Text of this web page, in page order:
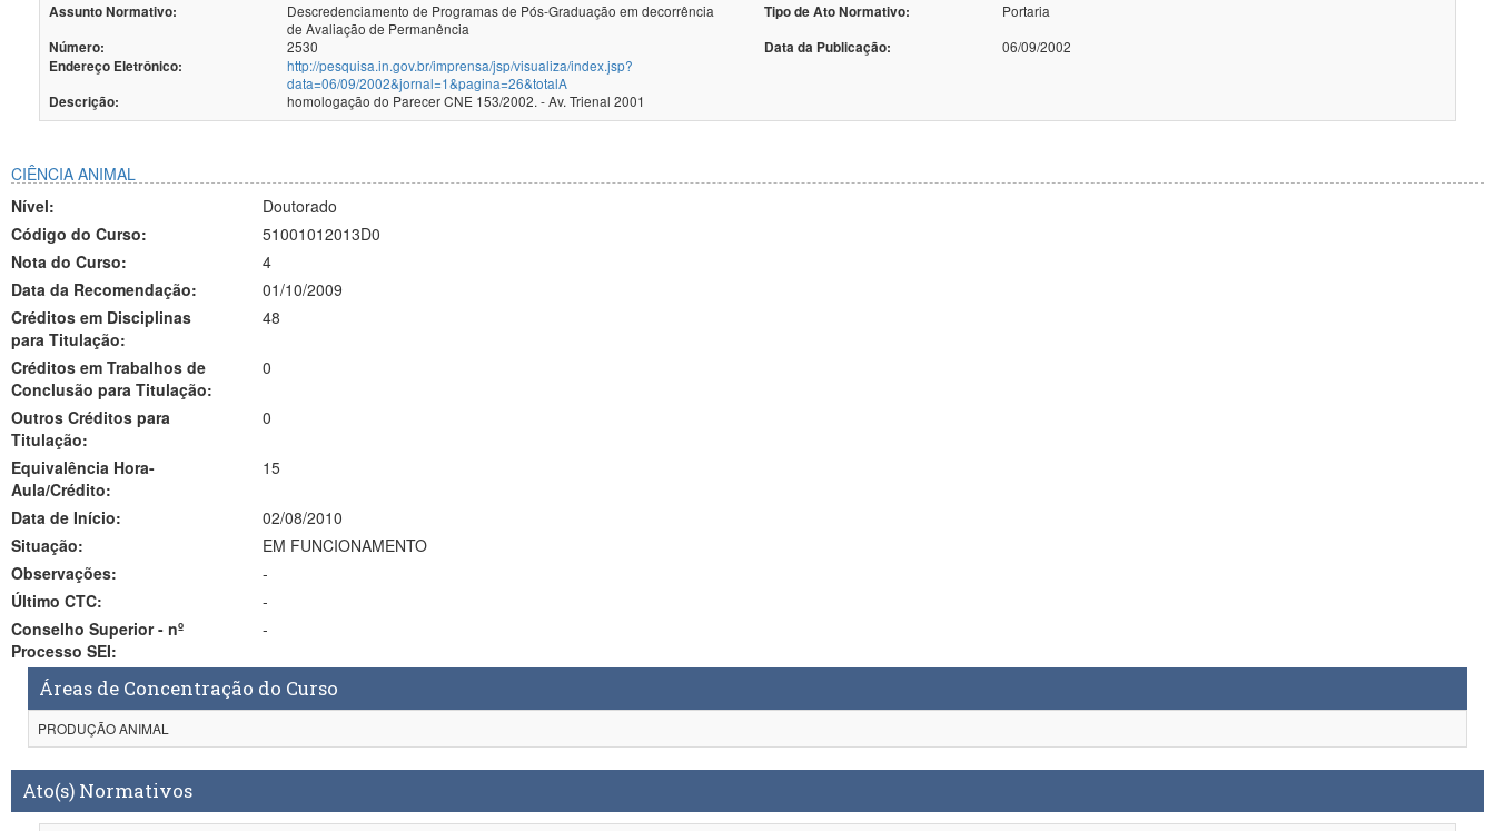
Assunto Normativo:
Descredenciamento de Programas de Pós-Graduação em decorrência
de Avaliação de Permanência
Tipo de Ato Normativo:
Portaria
Número:
2530 Data da Publicação:
06/09/2002
Endereço Eletrônico:
http://pesquisa.in.gov.br/imprensa/jsp/visualiza/index.jsp?
data=06/09/2002&jornal=1&pagina=26&totalA
Descrição:
homologação do Parecer CNE 153/2002. - Av. Trienal 2001
CIÊNCIA ANIMAL
Nível:
Doutorado
Código do Curso:
51001012013D0
Nota do Curso:
4
Data da Recomendação:
01/10/2009
Créditos em Disciplinas
para Titulação:
48
Créditos em Trabalhos de
Conclusão para Titulação:
0
Outros Créditos para
Titulação:
0
Equivalência Hora-
Aula/Crédito:
15
Data de Início:
02/08/2010
Situação:
EM FUNCIONAMENTO
Observações:
-
Último CTC:
-
Conselho Superior - nº
Processo SEI:
-
Áreas de Concentração do Curso
PRODUÇÃO ANIMAL
Ato(s) Normativos